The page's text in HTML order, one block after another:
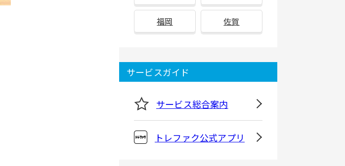
福岡 佐賀
サービスガイド
サービス総合案内
トレファク公式アプリ